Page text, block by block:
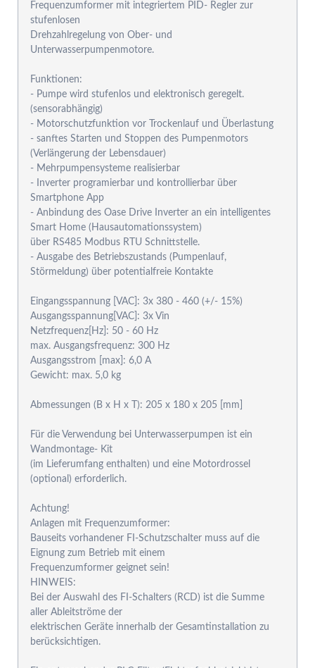
Frequenzumformer mit integriertem PID- Regler zur
stufenlosen
Drehzahlregelung von Ober- und
Unterwasserpumpenmotore.
Funktionen:
- Pumpe wird stufenlos und elektronisch geregelt.
(sensorabhängig)
- Motorschutzfunktion vor Trockenlauf und Überlastung
- sanftes Starten und Stoppen des Pumpenmotors
(Verlängerung der Lebensdauer)
- Mehrpumpensysteme realisierbar
- Inverter programierbar und kontrollierbar über
Smartphone App
- Anbindung des Oase Drive Inverter an ein intelligentes
Smart Home (Hausautomationssystem)
über RS485 Modbus RTU Schnittstelle.
- Ausgabe des Betriebszustands (Pumpenlauf,
Störmeldung) über potentialfreie Kontakte
Eingangsspannung [VAC]: 3x 380 - 460 (+/- 15%)
Ausgangsspannung[VAC]: 3x Vin
Netzfrequenz[Hz]: 50 - 60 Hz
max. Ausgangsfrequenz: 300 Hz
Ausgangsstrom [max]: 6,0 A
Gewicht: max. 5,0 kg
Abmessungen (B x H x T): 205 x 180 x 205 [mm]
Für die Verwendung bei Unterwasserpumpen ist ein
Wandmontage- Kit
(im Lieferumfang enthalten) und eine Motordrossel
(optional) erforderlich.
Achtung!
Anlagen mit Frequenzumformer:
Bauseits vorhandener FI-Schutzschalter muss auf die
Eignung zum Betrieb mit einem
Frequenzumformer geignet sein!
HINWEIS:
Bei der Auswahl des FI-Schalters (RCD) ist die Summe
aller Ableitströme der
elektrischen Geräte innerhalb der Gesamtinstallation zu
berücksichtigen.